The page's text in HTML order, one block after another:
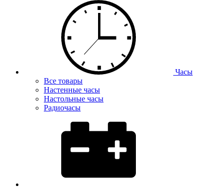
Часы
Все товары
Настенные часы
Настольные часы
Радиочасы